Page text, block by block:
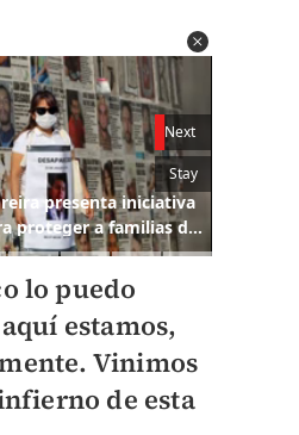
lo puedo
estamos,
Vinimos
de esta